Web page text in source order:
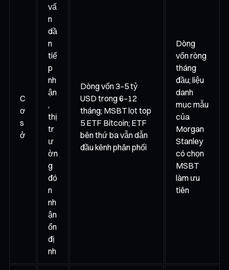
C
ơ
s
ở
vấ
n
dầ
n
tiế
p
nh
ận
,
thị
tr
ư
ờn
g
đó
n
nh
ận
ổn
đị
nh
Dòng vốn 3–5 tỷ
USD trong 6–12
tháng; MSBT lọt top
5 ETF Bitcoin; ETF
bên thứ ba vẫn dẫn
đầu kênh phân phối
Dòng
vốn ròng
tháng
đầu; liệu
danh
mục mẫu
của
Morgan
Stanley
có chọn
MSBT
làm ưu
tiên